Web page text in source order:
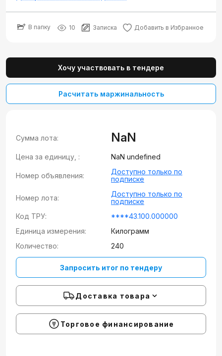
В папку 10 Записка Добавить в Избранное
Хочу участвовать в тендере
Расчитать маржинальность
Сумма лота: NaN
Цена за единицу, : NaN undefined
Номер объявления:
Доступно только по
подписке
Номер лота:
Доступно только по
подписке
Код ТРУ:
****43.100.000000
Единица измерения:
Килограмм
Количество:
240
Запросить итог по тендеру
Доставка товара
Торговое финансирование